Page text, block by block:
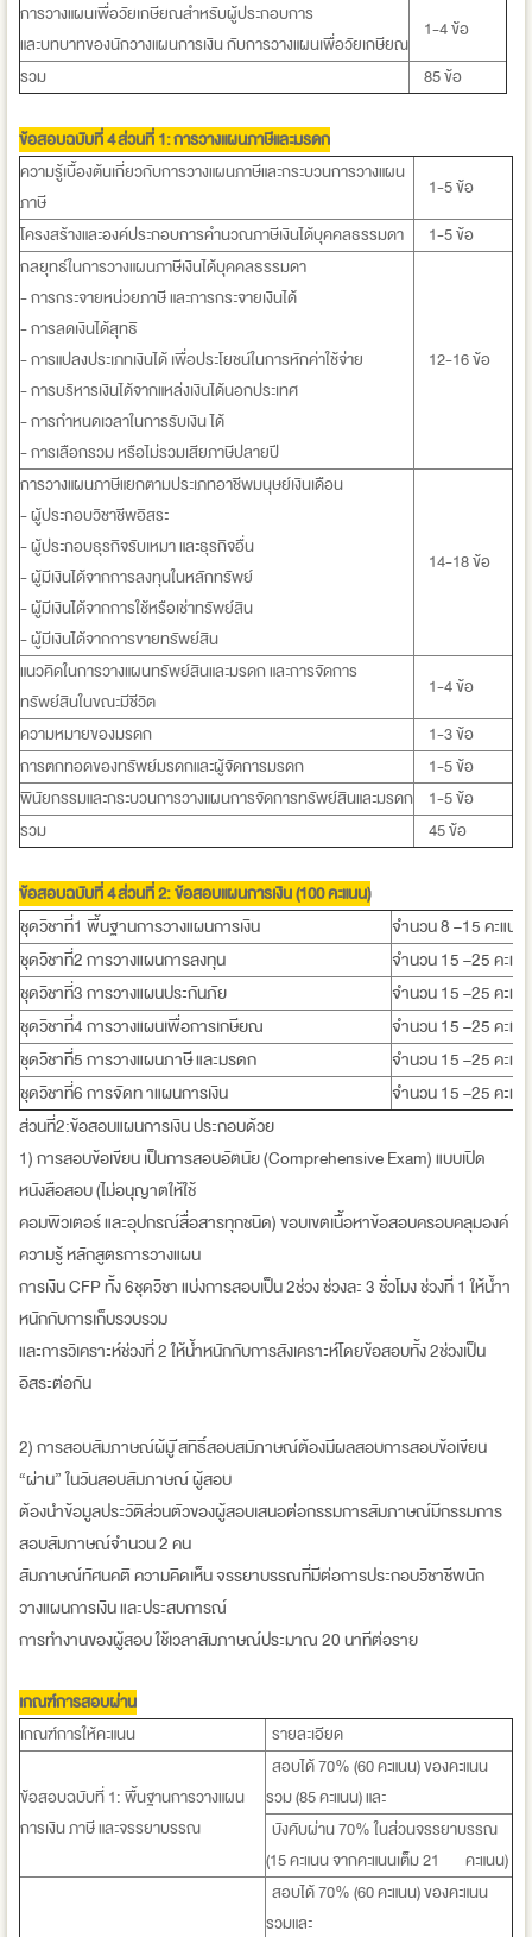
การวางแผนเพื่อวัยเกษียณสำหรับผู้ประกอบการ
และบทบาทของนักวางแผนการเงิน กับการวางแผนเพื่อวัยเกษียณ
1-4 ข้อ
รวม
85 ข้อ
ข้อสอบฉบับที่ 4ส่วนที่ 1:การวางแผนภาษีและมรดก
ความรู้เบื้องต้นเกี่ยวกับการวางแผนภาษีและกระบวนการวางแผน
ภาษี
1-5 ข้อ
โครงสร้างและองค์ประกอบการคำนวณภาษีเงินได้บุคคลธรรมดา
1-5 ข้อ
กลยุทธ์ในการวางแผนภาษีเงินได้บุคคลธรรมดา
- การกระจายหน่วยภาษี และการกระจายเงินได้
- การลดเงินได้สุทธิ
- การแปลงประเภทเงินได้ เพื่อประโยชน์ในการหักค่าใช้จ่าย
- การบริหารเงินได้จากแหล่งเงินได้นอกประเทศ
- การกำหนดเวลาในการรับเงิน ได้
- การเลือกรวม หรือไม่รวมเสียภาษีปลายปี
12-16 ข้อ
การวางแผนภาษีแยกตามประเภทอาชีพมนุษย์เงินเดือน
- ผู้ประกอบวิชาชีพอิสระ
- ผู้ประกอบธุรกิจรับเหมา และธุรกิจอื่น
- ผู้มีเงินได้จากการลงทุนในหลักทรัพย์
- ผู้มีเงินได้จากการใช้หรือเช่าทรัพย์สิน
- ผู้มีเงินได้จากการขายทรัพย์สิน
14-18 ข้อ
แนวคิดในการวางแผนทรัพย์สินและมรดก และการจัดการ
ทรัพย์สินในขณะมีชีวิต
1-4 ข้อ
ความหมายของมรดก
1-3 ข้อ
การตกทอดของทรัพย์มรดกและผู้จัดการมรดก
1-5 ข้อ
พินัยกรรมและกระบวนการวางแผนการจัดการทรัพย์สินและมรดก 1-5 ข้อ
รวม
45 ข้อ
ข้อสอบฉบับที่ 4ส่วนที่ 2: ข้อสอบแผนการเงิน (100 คะแนน)
ชุดวิชาที่1 พื้นฐานการวางแผนการเงิน
จำนวน 8 –15 คะแนน
ชุดวิชาที่2 การวางแผนการลงทุน
จำนวน 15 –25 คะแน
ชุดวิชาที่3 การวางแผนประกันภัย
จำนวน 15 –25 คะแน
ชุดวิชาที่4 การวางแผนเพื่อการเกษียณ
จำนวน 15 –25 คะแน
ชุดวิชาที่5 การวางแผนภาษี และมรดก
จำนวน 15 –25 คะแน
ชุดวิชาที่6 การจัดท าแผนการเงิน
จำนวน 15 –25 คะแน
ส่วนที่2:ข้อสอบแผนการเงิน ประกอบด้วย
1) การสอบข้อเขียน เป็นการสอบอัตนัย (Comprehensive Exam) แบบเปิด
หนังสือสอบ (ไม่อนุญาตให้ใช้
คอมพิวเตอร์ และอุปกรณ์สื่อสารทุกชนิด) ขอบเขตเนื้อหาข้อสอบครอบคลุมองค์
ความรู้ หลักสูตรการวางแผน
การเงิน CFP ทั้ง 6ชุดวิชา แบ่งการสอบเป็น 2ช่วง ช่วงละ 3 ชั่วโมง ช่วงที่ 1 ให้น้ำา
หนักกับการเก็บรวบรวม
และการวิเคราะห์ช่วงที่ 2 ให้น้ำหนักกับการสังเคราะห์โดยข้อสอบทั้ง 2ช่วงเป็น
อิสระต่อกัน
2) การสอบสัมภาษณ์ผ้มู ีสทิธิ์สอบสมัภาษณ์ต้องมีผลสอบการสอบข้อเขียน
“ผ่าน” ในวันสอบสัมภาษณ์ ผู้สอบ
ต้องนำข้อมูลประวัติส่วนตัวของผู้สอบเสนอต่อกรรมการสัมภาษณ์มีกรรมการ
สอบสัมภาษณ์จำนวน 2 คน
สัมภาษณ์ทัศนคติ ความคิดเห็น จรรยาบรรณที่มีต่อการประกอบวิชาชีพนัก
วางแผนการเงิน และประสบการณ์
การทำงานของผู้สอบ ใช้เวลาสัมภาษณ์ประมาณ 20 นาทีต่อราย
เกณฑ์การสอบผ่าน
เกณฑ์การให้คะแนน
รายละเอียด
ข้อสอบฉบับที่ 1: พื้นฐานการวางแผน
การเงิน ภาษี และจรรยาบรรณ
สอบได้ 70% (60 คะแนน) ของคะแนน
รวม (85 คะแนน) และ
บังคับผ่าน 70% ในส่วนจรรยาบรรณ
(15 คะแนน จากคะแนนเต็ม 21 คะแนน)
สอบได้ 70% (60 คะแนน) ของคะแนน
รวมและ